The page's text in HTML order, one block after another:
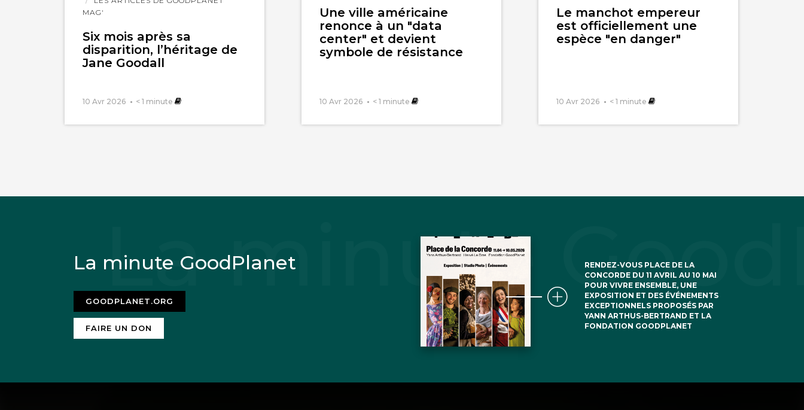
MAG'
Six mois après sa
disparition, l’héritage de
Jane Goodall
10 Avr 2026 < 1 minute
Une ville américaine
renonce à un "data
center" et devient
symbole de résistance
10 Avr 2026 < 1 minute
Le manchot empereur
est officiellement une
espèce "en danger"
10 Avr 2026 < 1 minute
La minute GoodPlanet
GOODPLANET.ORG
FAIRE UN DON
RENDEZ-VOUS PLACE DE LA
CONCORDE DU 11 AVRIL AU 10 MAI
POUR VIVRE ENSEMBLE, UNE
EXPOSITION ET DES ÉVÉNEMENTS
EXCEPTIONNELS PROPOSÉS PAR
YANN ARTHUS-BERTRAND ET LA
FONDATION GOODPLANET